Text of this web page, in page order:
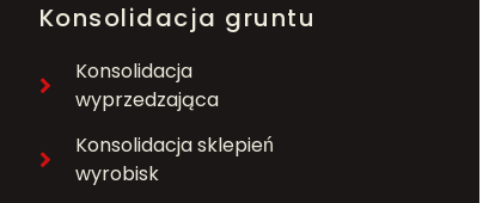
Konsolidacja gruntu
Konsolidacja
wyprzedzająca
Konsolidacja sklepień
wyrobisk